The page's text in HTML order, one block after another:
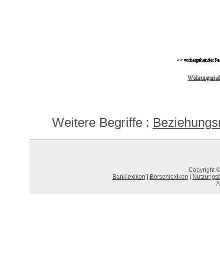
<< vorhergehender
Weitere Begriffe :
Copyright
Banklexikon
Börsenlexikon